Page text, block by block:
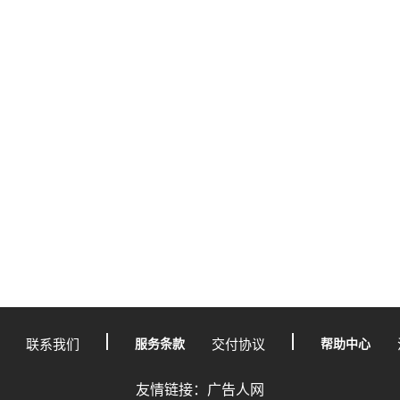
联系我们 服务条款 交付协议 帮助中心
友情链接：广告人网